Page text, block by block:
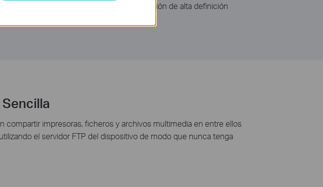
triple play como voz, vídeo, datos, televisión de alta definición
compartir impresoras, ficheros y archivos multimedia en entre ellos
el servidor FTP del dispositivo de modo que nunca tenga